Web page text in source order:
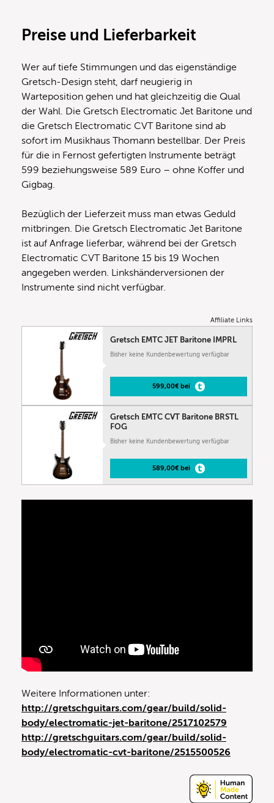
Preise und Lieferbarkeit
Wer auf tiefe Stimmungen und das eigenständige
Gretsch-Design steht, darf neugierig in
Warteposition gehen und hat gleichzeitig die Qual
der Wahl. Die Gretsch Electromatic Jet Baritone und
die Gretsch Electromatic CVT Baritone sind ab
sofort im Musikhaus Thomann bestellbar. Der Preis
für die in Fernost gefertigten Instrumente beträgt
599 beziehungsweise 589 Euro – ohne Koffer und
Gigbag.
Bezüglich der Lieferzeit muss man etwas Geduld
mitbringen. Die Gretsch Electromatic Jet Baritone
ist auf Anfrage lieferbar, während bei der Gretsch
Electromatic CVT Baritone 15 bis 19 Wochen
angegeben werden. Linkshänderversionen der
Instrumente sind nicht verfügbar.
Affiliate Links
Gretsch EMTC JET Baritone IMPRL
Bisher keine Kundenbewertung verfügbar
599,00€ bei
Gretsch EMTC CVT Baritone BRSTL
FOG
Bisher keine Kundenbewertung verfügbar
589,00€ bei
Weitere Informationen unter:
http://gretschguitars.com/gear/build/solid-
body/electromatic-jet-baritone/2517102579
http://gretschguitars.com/gear/build/solid-
body/electromatic-cvt-baritone/2515500526